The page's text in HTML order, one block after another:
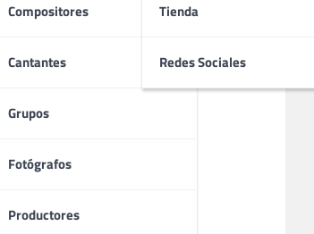
Compositores
Cantantes
Grupos
Fotógrafos
Productores
Tienda
Redes Sociales